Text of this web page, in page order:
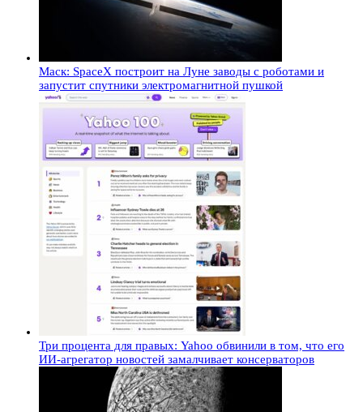
Маск: SpaceX построит на Луне заводы с роботами и
запустит спутники электромагнитной пушкой
Три процента для правых: Yahoo обвинили в том, что его
ИИ-агрегатор новостей замалчивает консерваторов